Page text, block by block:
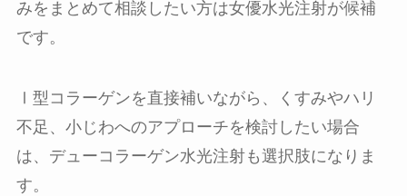
みをまとめて相談したい方は女優水光注射が候補
です。
Ⅰ型コラーゲンを直接補いながら、くすみやハリ
不足、小じわへのアプローチを検討したい場合
は、デューコラーゲン水光注射も選択肢になりま
す。